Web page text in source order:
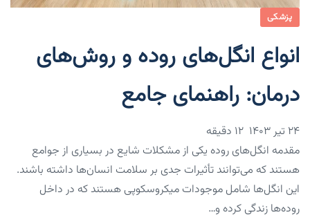
پزشکی
انواع انگل‌های روده و روش‌های
درمان: راهنمای جامع
۲۴ تیر ۱۴۰۳
مقدمه انگل‌های روده یکی از مشکلات شایع در بسیاری از جوامع
هستند که می‌توانند تأثیرات جدی بر سلامت انسان‌ها داشته باشند.
این انگل‌ها شامل موجودات میکروسکوپی هستند که در داخل
روده‌ها زندگی کرده و…